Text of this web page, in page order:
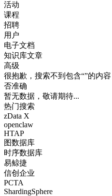
活动
课程
招聘
用户
电子文档
知识库文章
高级
很抱歉，搜索不到包含“”的内
否准确
暂无数据，敬请期待...
热门搜索
zData X
openclaw
HTAP
图数据库
时序数据库
易鲸捷
信创企业
PCTA
ShardingSphere